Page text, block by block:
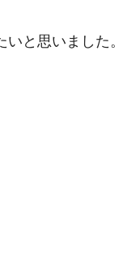
と思いました。